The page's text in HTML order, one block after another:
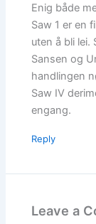
Enig både
Saw 1 er en
uten å bli lei.
Sansen og
handlingen
Saw IV
engang.
Reply
Leave a